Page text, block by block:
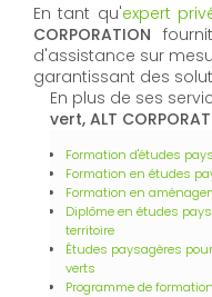
En tant qu'expert
CORPORATION
d'assistance sur
garantissant des
En plus de ses
vert, ALT
Formation d'études
Formation en études
Formation en
Diplôme en études
territoire
Études paysagères
verts
Programme de